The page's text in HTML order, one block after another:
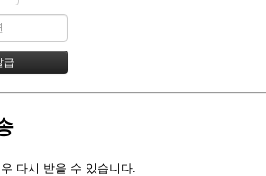
다시 받을 수 있습니다.